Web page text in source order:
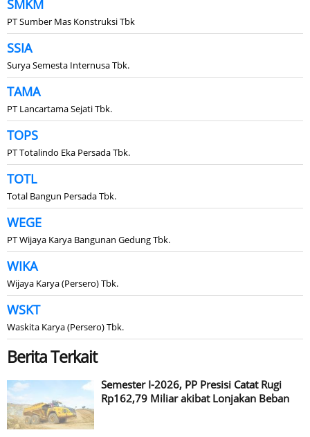
SMKM
PT Sumber Mas Konstruksi Tbk
SSIA
Surya Semesta Internusa Tbk.
TAMA
PT Lancartama Sejati Tbk.
TOPS
PT Totalindo Eka Persada Tbk.
TOTL
Total Bangun Persada Tbk.
WEGE
PT Wijaya Karya Bangunan Gedung Tbk.
WIKA
Wijaya Karya (Persero) Tbk.
WSKT
Waskita Karya (Persero) Tbk.
Berita Terkait
Semester I-2026, PP Presisi Catat Rugi
Rp162,79 Miliar akibat Lonjakan Beban